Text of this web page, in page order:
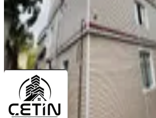
ÇETİN GAYRİMENKULÖzkan Çetin